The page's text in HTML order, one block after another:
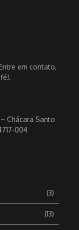
em contato,
Chácara Santo
004
(3)
(13)